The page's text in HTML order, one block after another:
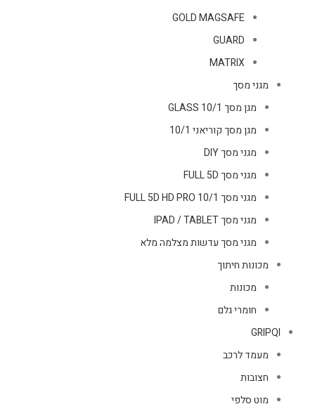
GOLD MAGSAFE
GUARD
MATRIX
מגני מסך
מגן מסך GLASS 10/1
מגן מסך קוריאני 10/1
מגני מסך DIY
מגני מסך FULL 5D
מגני מסך FULL 5D HD PRO 10/1
מגני מסך IPAD / TABLET
מגני מסך עדשות מצלמה מלא
מכונות חיתוך
מכונות
חומרי גלם
GRIPQI
מעמד לרכב
חצובות
מוט סלפי